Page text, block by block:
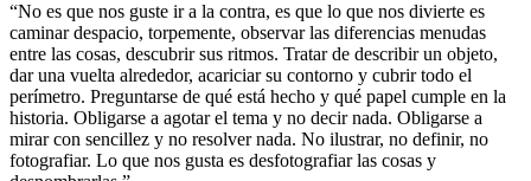
“No es que nos guste ir a la contra, es que lo que nos divierte es
caminar despacio, torpemente, observar las diferencias menudas
entre las cosas, descubrir sus ritmos. Tratar de describir un objeto,
dar una vuelta alrededor, acariciar su contorno y cubrir todo el
perímetro. Preguntarse de qué está hecho y qué papel cumple en la
historia. Obligarse a agotar el tema y no decir nada. Obligarse a
mirar con sencillez y no resolver nada. No ilustrar, no definir, no
fotografiar. Lo que nos gusta es desfotografiar las cosas y